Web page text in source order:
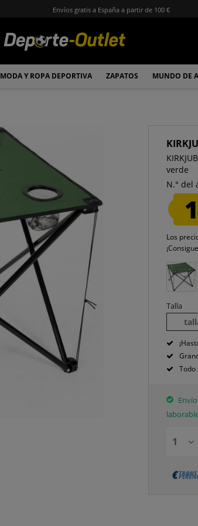
Envíos gratis a España a partir de 100 €
MODA Y ROPA DEPORTIVA ZAPATOS MUNDO DE
verde
N.° del
Los
¡Consigue
Talla
Todo